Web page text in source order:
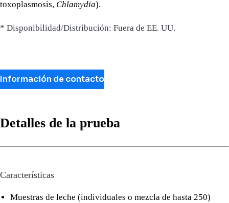
toxoplasmosis, Chlamydia).
* Disponibilidad/Distribución: Fuera de EE. UU.
Información de contacto
Detalles de la prueba
Características
Muestras de leche (individuales o mezcla de hasta 250)